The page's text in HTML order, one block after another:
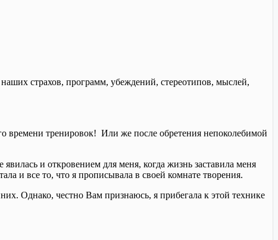
страхов, программ, убеждений, стереотипов, мыслей,
времени тренировок! Или же после обретения непоколебимой
и откровением для меня, когда жизнь заставила меня
и все то, что я прописывала в своей комнате творения.
Однако, честно Вам признаюсь, я прибегала к этой технике